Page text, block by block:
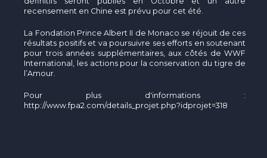
recensement en Chine est prévu pour cet été.
La Fondation Prince Albert II de Monaco se réjouit de ces
résultats positifs et va poursuivre ses efforts en soutenant
pour trois années supplémentaires, aux côtés de WWF
International, les actions pour la conservation du tigre de
l’Amour.
Pour plus d'informations :
http://www.fpa2.com/details_projet.php?idprojet=318